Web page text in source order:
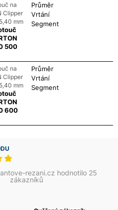
na
Clipper
mm
500
Průměr
Vrtání
Segment
na
Clipper
mm
600
Průměr
Vrtání
Segment
rezani.cz hodnotilo 25
zákazníků